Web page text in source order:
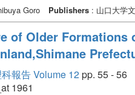
Goro Publishers: 山口大学
of Older Formations
報告 Volume 12pp. 55 - 56
1961